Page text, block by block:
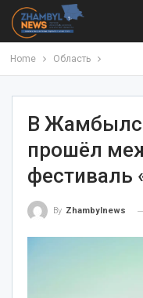
Home Область
В
прошёл
фестиваль
By Zhambylnews